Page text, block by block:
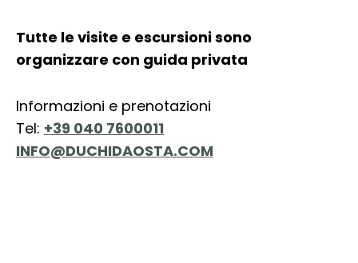
Tutte le visite e escursioni sono
organizzare con guida privata
Informazioni e prenotazioni
Tel: +39 040 7600011
INFO@DUCHIDAOSTA.COM